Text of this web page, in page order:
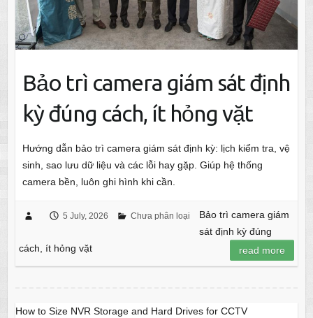
Bảo trì camera giám sát định
kỳ đúng cách, ít hỏng vặt
Hướng dẫn bảo trì camera giám sát định kỳ: lịch kiểm tra, vệ
sinh, sao lưu dữ liệu và các lỗi hay gặp. Giúp hệ thống
camera bền, luôn ghi hình khi cần.
5 July, 2026 Chưa phân loại
Bảo trì camera giám
sát định kỳ đúng
cách, ít hỏng vặt
read more
How to Size NVR Storage and Hard Drives for CCTV